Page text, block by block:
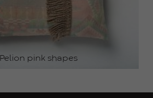
Pelion pink shapes